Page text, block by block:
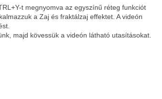
t megnyomva az egyszínű réteg funkciót
a Zaj és fraktálzaj effektet. A videón
majd kövessük a videón látható utasításokat.